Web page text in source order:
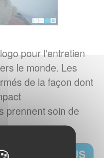
DU
le 1 janvier
d'une info-tri sur les
d'habillement, le
SAVOIR PLUS
pour l'entretien
le monde. Les
de la façon dont
prennent soin de
SAVOIR PLUS